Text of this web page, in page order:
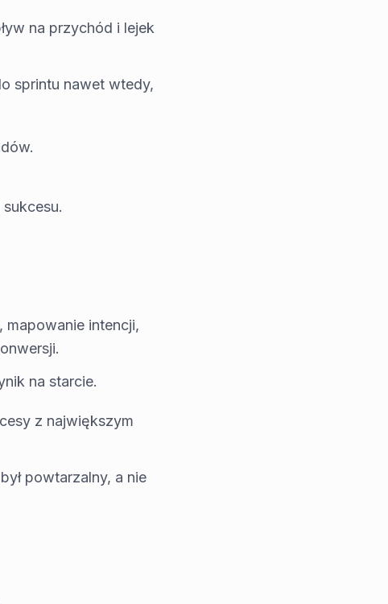
na przychód i lejek
sprintu nawet wtedy,
intencji,
na starcie.
z największym
powtarzalny, a nie